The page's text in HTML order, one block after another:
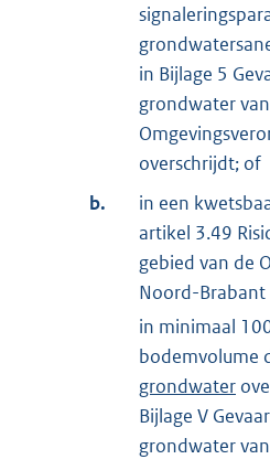
in Bijlage 5
grondwater
overschrijdt; of
b.
in een
artikel 3.49
gebied van de
Noord-
in minimaal
bodemvolume
grondwater
Bijlage V
grondwater